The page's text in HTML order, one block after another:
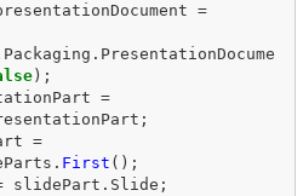
=
Packaging . PresentationDocume
);
=
;
=
. First ();
slidePart . Slide ;